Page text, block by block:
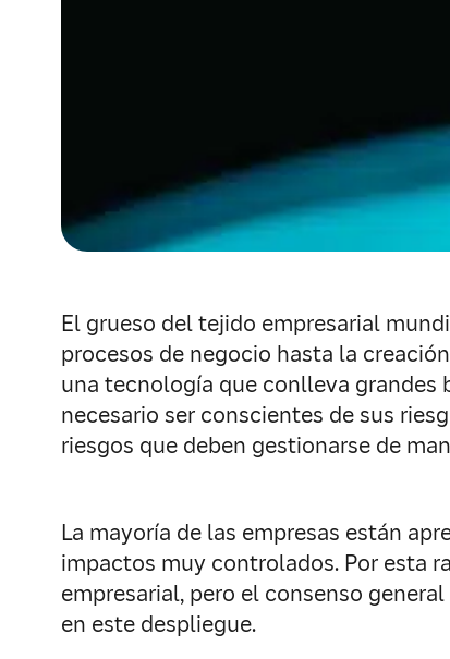
El grueso del tejido empresarial
procesos de negocio hasta la
una tecnología que conlleva grandes
necesario ser conscientes de sus
riesgos que deben gestionarse de
La mayoría de las empresas están
impactos muy controlados. Por esta
empresarial, pero el consenso
en este despliegue.